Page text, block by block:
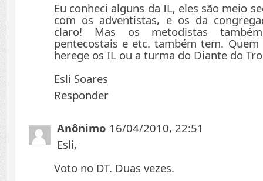
Eu conheci alguns da IL, eles são meio
com os adventistas, e os da
claro! Mas os metodistas
pentecostais e etc. também tem.
herege os IL ou a turma do Diante do
Esli Soares
Responder
Anônimo 16/04/2010, 22:51
Esli,
Voto no DT. Duas vezes.